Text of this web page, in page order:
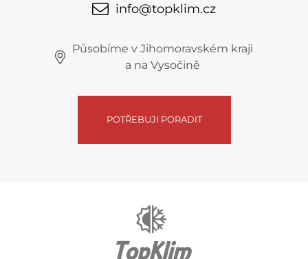
info@topklim.cz
Působíme v Jihomoravském kraji
a na Vysočině
POTŘEBUJI PORADIT